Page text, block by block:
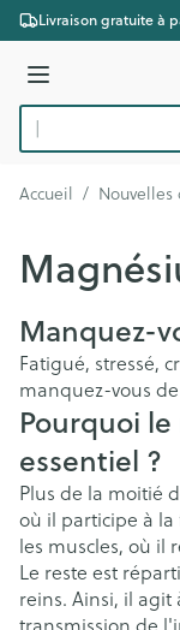
Aller au contenu
Livraison gratuite à
Menu
Rechercher
Accueil / Nouvelles
Manquez-
Fatigué, stressé,
manquez-vous
Pourquoi
essentiel ?
Plus de la moitié
où il participe à la
les muscles, où il
Le reste est
reins. Ainsi, il